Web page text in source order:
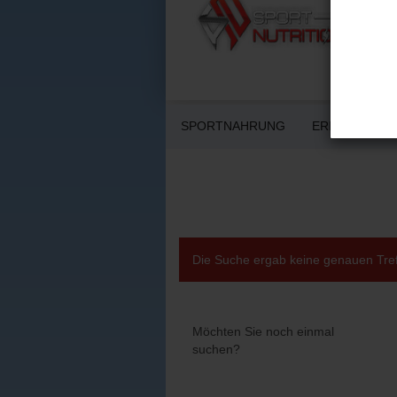
SPORTNAHRUNG ERNÄHRUNG
Die Suche ergab keine genauen
SIE
NOCH
Möchten Sie noch einmal
suchen?